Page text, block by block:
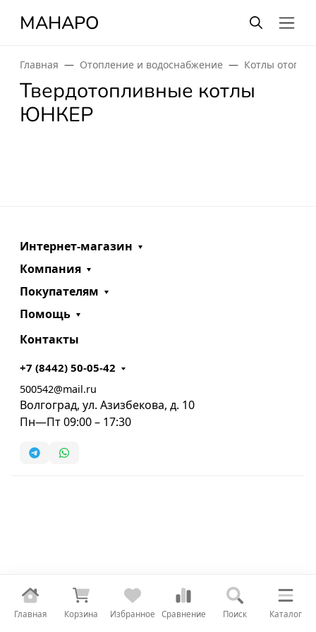
МАНАРО
Главная Корзина Избранное Сравнение Поиск Каталог
Главная Отопление и водоснабжение Котлы
Твердотопливные котлы
ЮНКЕР
Интернет-магазин
Компания
Покупателям
Помощь
Контакты
+7 (8442) 50-05-42
500542@mail.ru
Волгоград, ул. Азизбекова, д. 10
Пн—Пт 09:00 – 17:30